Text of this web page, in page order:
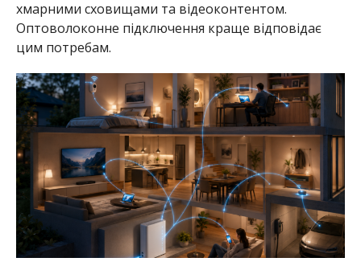
хмарними сховищами та відеоконтентом.
Оптоволоконне підключення краще відповідає
цим потребам.